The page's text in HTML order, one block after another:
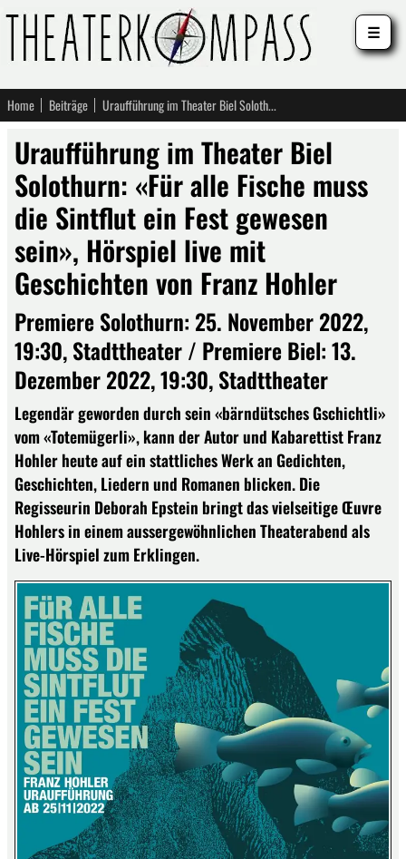
Home Beiträge Uraufführung im Theater Biel Solothurn: «Für alle Fische muss die Sintflut ein Fest gewesen sein», Hörspiel live mit Geschichten von Franz Hohler
Uraufführung im Theater Biel
Solothurn: «Für alle Fische muss
die Sintflut ein Fest gewesen
sein», Hörspiel live mit
Geschichten von Franz Hohler
Premiere Solothurn: 25. November 2022,
19:30, Stadttheater / Premiere Biel: 13.
Dezember 2022, 19:30, Stadttheater
Legendär geworden durch sein «bärndütsches Gschichtli»
vom «Totemügerli», kann der Autor und Kabarettist Franz
Hohler heute auf ein stattliches Werk an Gedichten,
Geschichten, Liedern und Romanen blicken. Die
Regisseurin Deborah Epstein bringt das vielseitige Œuvre
Hohlers in einem aussergewöhnlichen Theaterabend als
Live-Hörspiel zum Erklingen.
☰